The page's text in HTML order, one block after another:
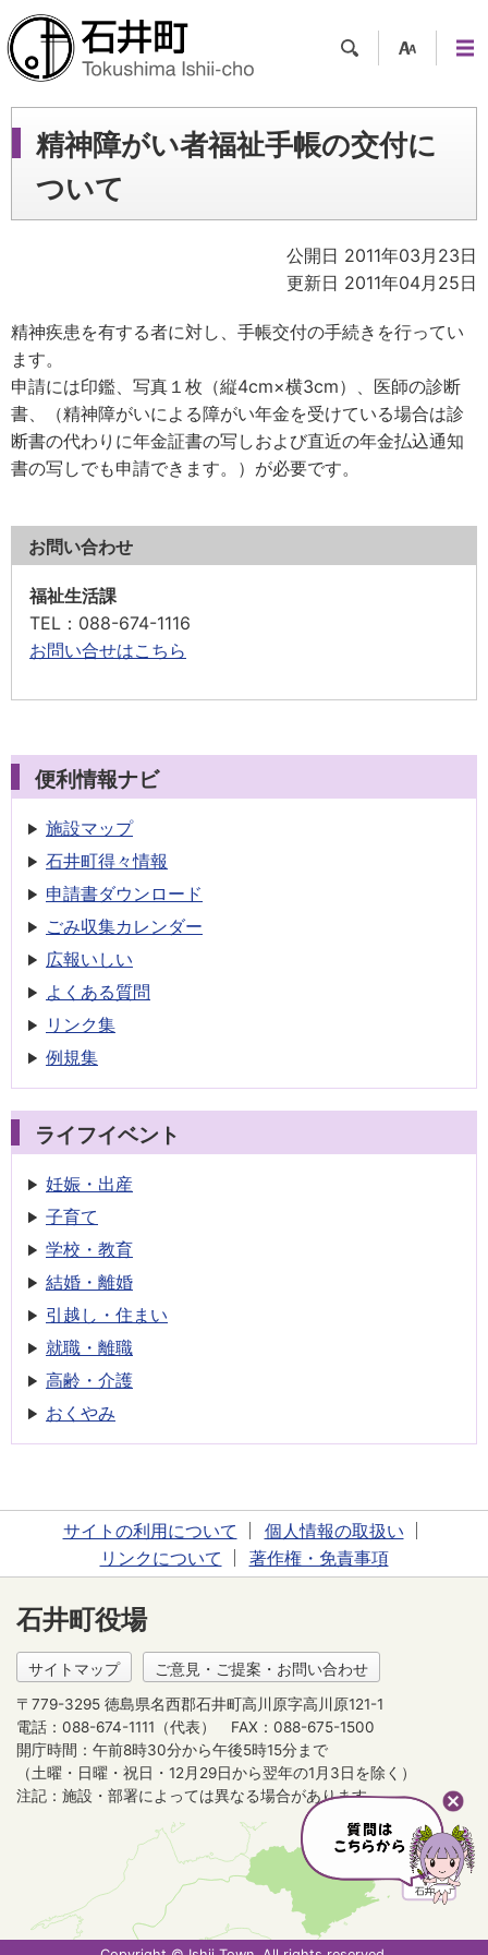
ツー
ル
ュー
精神障がい者福祉手帳の交付に
ついて
公開日 2011年03月23日
更新日 2011年04月25日
精神疾患を有する者に対し、手帳交付の手続きを行ってい
ます。
申請には印鑑、写真１枚（縦4cm×横3cm）、医師の診断
書、（精神障がいによる障がい年金を受けている場合は診
断書の代わりに年金証書の写しおよび直近の年金払込通知
書の写しでも申請できます。）が必要です。
お問い合わせ
福祉生活課
TEL ：088-674-1116
お問い合せはこちら
便利情報ナビ
施設マップ
石井町得々情報
申請書ダウンロード
ごみ収集カレンダー
広報いしい
よくある質問
リンク集
例規集
ライフイベント
妊娠・出産
子育て
学校・教育
結婚・離婚
引越し・住まい
就職・離職
高齢・介護
おくやみ
サイトの利用について
個人情報の取扱い
リンクについて
著作権・免責事項
石井町役場
サイトマップ ご意見・ご提案・お問い合わせ
〒779-3295 徳島県名西郡石井町高川原字高川原121-1
電話：088-674-1111（代表）
FAX：088-675-1500
開庁時間：午前8時30分から午後5時15分まで
（土曜・日曜・祝日・12月29日から翌年の1月3日を除く）
注記：施設・部署によっては異なる場合があります。